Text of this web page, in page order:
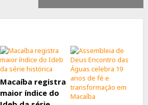
Macaíba registra
maior índice do